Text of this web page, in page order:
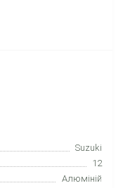
Suzuki
12
Алюміній